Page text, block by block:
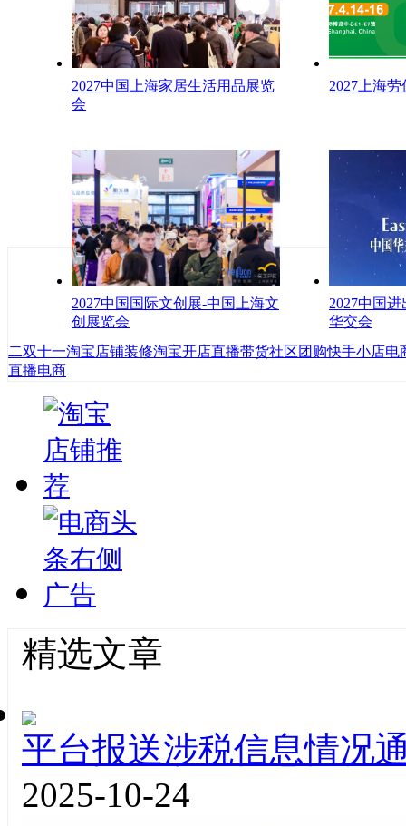
2027中国上海家居生活用品展览
会
2027上海
2027中国国际文创展-中国上海文
创展览会
2027中国
华交会
二双十一淘宝店铺装修淘宝开店直播带货社区团购快手小店电
直播电商
精选文章
平台报送涉税信息情况
2025-10-24